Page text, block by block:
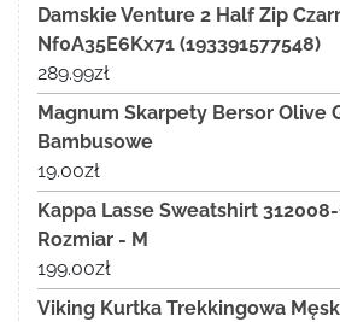
Damskie Venture 2 Half Zip
Nf0A35E6Kx71 (193391577548)
289.99zł
Magnum Skarpety Bersor Olive
Bambusowe
19.00zł
Kappa Lasse Sweatshirt
Rozmiar - M
199.00zł
Viking Kurtka Trekkingowa